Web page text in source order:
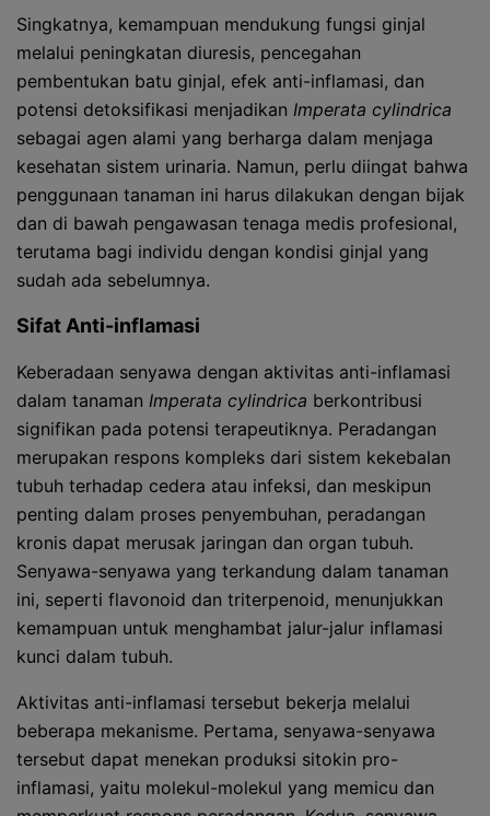
Singkatnya, kemampuan mendukung fungsi ginjal
melalui peningkatan diuresis, pencegahan
pembentukan batu ginjal, efek anti-inflamasi, dan
potensi detoksifikasi menjadikan Imperata cylindrica
sebagai agen alami yang berharga dalam menjaga
kesehatan sistem urinaria. Namun, perlu diingat bahwa
penggunaan tanaman ini harus dilakukan dengan bijak
dan di bawah pengawasan tenaga medis profesional,
terutama bagi individu dengan kondisi ginjal yang
sudah ada sebelumnya.
Sifat Anti-inflamasi
Keberadaan senyawa dengan aktivitas anti-inflamasi
dalam tanaman Imperata cylindrica berkontribusi
signifikan pada potensi terapeutiknya. Peradangan
merupakan respons kompleks dari sistem kekebalan
tubuh terhadap cedera atau infeksi, dan meskipun
penting dalam proses penyembuhan, peradangan
kronis dapat merusak jaringan dan organ tubuh.
Senyawa-senyawa yang terkandung dalam tanaman
ini, seperti flavonoid dan triterpenoid, menunjukkan
kemampuan untuk menghambat jalur-jalur inflamasi
kunci dalam tubuh.
Aktivitas anti-inflamasi tersebut bekerja melalui
beberapa mekanisme. Pertama, senyawa-senyawa
tersebut dapat menekan produksi sitokin pro-
inflamasi, yaitu molekul-molekul yang memicu dan